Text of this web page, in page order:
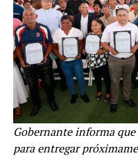
Gobernante informa
para entregar